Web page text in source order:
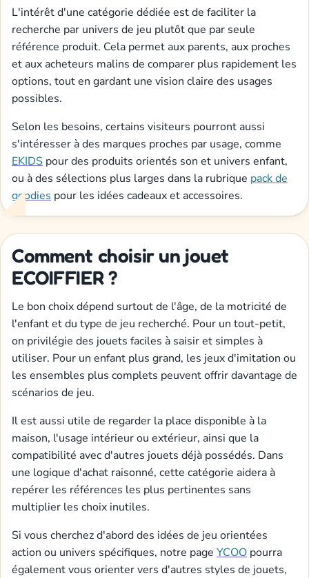
L'intérêt d'une catégorie dédiée est de faciliter la
recherche par univers de jeu plutôt que par seule
référence produit. Cela permet aux parents, aux proches
et aux acheteurs malins de comparer plus rapidement les
options, tout en gardant une vision claire des usages
possibles.
Selon les besoins, certains visiteurs pourront aussi
s'intéresser à des marques proches par usage, comme
EKIDS pour des produits orientés son et univers enfant,
ou à des sélections plus larges dans la rubrique pack de
goodies pour les idées cadeaux et accessoires.
Comment choisir un jouet
ECOIFFIER ?
Le bon choix dépend surtout de l'âge, de la motricité de
l'enfant et du type de jeu recherché. Pour un tout-petit,
on privilégie des jouets faciles à saisir et simples à
utiliser. Pour un enfant plus grand, les jeux d'imitation ou
les ensembles plus complets peuvent offrir davantage de
scénarios de jeu.
Il est aussi utile de regarder la place disponible à la
maison, l'usage intérieur ou extérieur, ainsi que la
compatibilité avec d'autres jouets déjà possédés. Dans
une logique d'achat raisonné, cette catégorie aidera à
repérer les références les plus pertinentes sans
multiplier les choix inutiles.
Si vous cherchez d'abord des idées de jeu orientées
action ou univers spécifiques, notre page YCOO pourra
également vous orienter vers d'autres styles de jouets,